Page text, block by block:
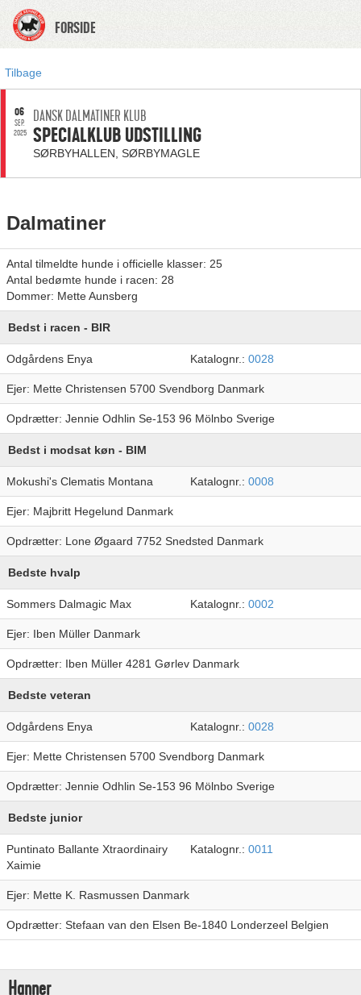
FORSIDE
Tilbage
06
SEP.
2025
DANSK DALMATINER KLUB
SPECIALKLUB UDSTILLING
SØRBYHALLEN, SØRBYMAGLE
Dalmatiner
Antal tilmeldte hunde i officielle klasser: 25
Antal bedømte hunde i racen: 28
Dommer: Mette Aunsberg
Bedst i racen - BIR
Odgårdens Enya Katalognr.: 0028
Ejer: Mette Christensen 5700 Svendborg Danmark
Opdrætter: Jennie Odhlin Se-153 96 Mölnbo Sverige
Bedst i modsat køn - BIM
Mokushi's Clematis Montana Katalognr.: 0008
Ejer: Majbritt Hegelund Danmark
Opdrætter: Lone Øgaard 7752 Snedsted Danmark
Bedste hvalp
Sommers Dalmagic Max Katalognr.: 0002
Ejer: Iben Müller Danmark
Opdrætter: Iben Müller 4281 Gørlev Danmark
Bedste veteran
Odgårdens Enya Katalognr.: 0028
Ejer: Mette Christensen 5700 Svendborg Danmark
Opdrætter: Jennie Odhlin Se-153 96 Mölnbo Sverige
Bedste junior
Puntinato Ballante Xtraordinairy
Xaimie
Katalognr.: 0011
Ejer: Mette K. Rasmussen Danmark
Opdrætter: Stefaan van den Elsen Be-1840 Londerzeel Belgien
Hanner